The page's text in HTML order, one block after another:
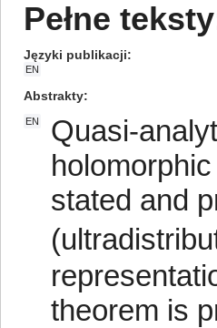
Pełne
Języki publikacji
EN
Abstrakty
EN
Quasi-
stated and
theorem is